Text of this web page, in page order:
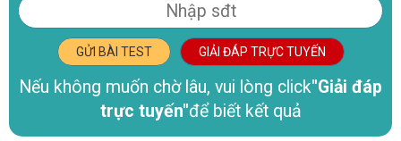
GỬI BÀI TEST GIẢI ĐÁP TRỰC TUYẾN
Nếu không muốn chờ lâu, vui lòng click"Giải đáp
trực tuyến"để biết kết quả